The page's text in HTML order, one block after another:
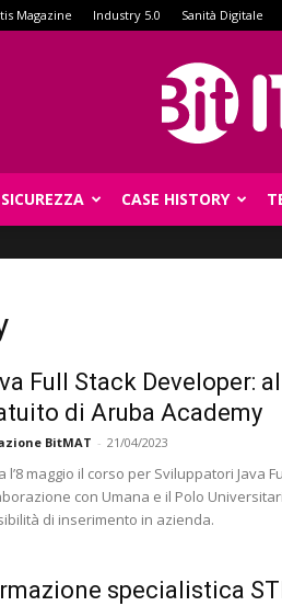
Magazine Industry 5.0 Sanità Digitale
SICUREZZA CASE HISTORY
Full Stack Developer:
di Aruba Academy
BitMAT - 21/04/2023
l’8 maggio il corso per Sviluppatori Java
con Umana e il Polo
di inserimento in azienda.
specialistica